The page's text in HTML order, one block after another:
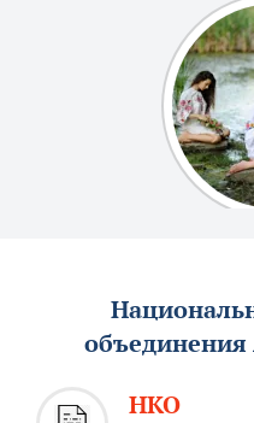
объединения
НКО